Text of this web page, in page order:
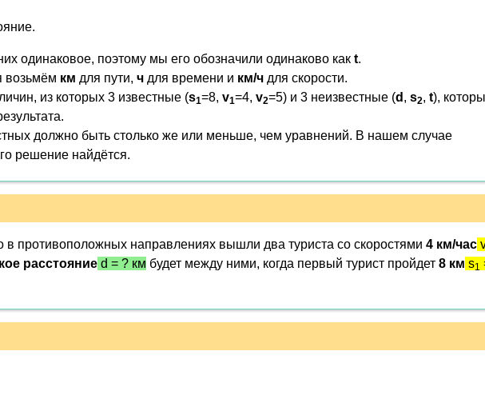
одинаковое, поэтому мы его обозначили одинаково как t.
возьмём км для пути, ч для времени и км/ч для скорости.
из которых 3 известные (s1=8, v1=4, v2=5) и 3 неизвестные (d , s2, t),
должно быть столько же или меньше, чем уравнений. В нашем случае
решение найдётся.
в противоположных направлениях вышли два туриста со скоростями 4 км/час
расстояние d = ? км будет между ними, когда первый турист пройдет 8 км s1